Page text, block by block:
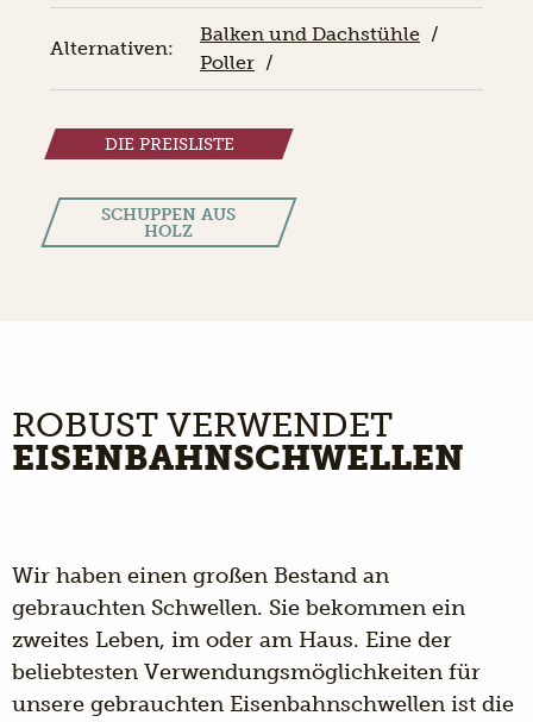
Alternativen:
Balken und Dachstühle /
Poller /
DIE PREISLISTE
SCHUPPEN AUS
HOLZ
ROBUST VERWENDET
EISENBAHNSCHWELLEN
Wir haben einen großen Bestand an
gebrauchten Schwellen. Sie bekommen ein
zweites Leben, im oder am Haus. Eine der
beliebtesten Verwendungsmöglichkeiten für
unsere gebrauchten Eisenbahnschwellen ist die